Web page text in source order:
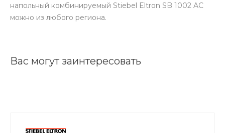
напольный комбинируемый Stiebel Eltron SB 1002 AC
можно из любого региона.
Вас могут заинтересовать